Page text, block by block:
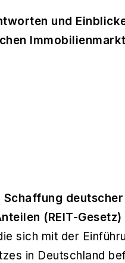
und
(REIT-Gesetz)
sich mit der
in Deutschland